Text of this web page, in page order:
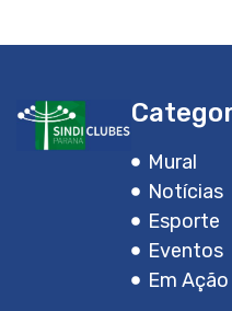
Mural
Notícias
Esporte
Eventos
Em Ação